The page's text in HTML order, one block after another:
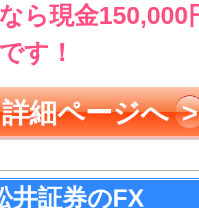
ら現金
す！
詳細ページへ >
井証券のFX